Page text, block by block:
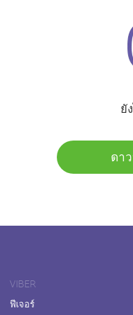
ยั
ดา
VIBER
ฟีเจอร์